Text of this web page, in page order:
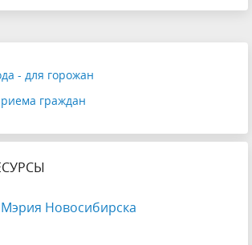
- для горожан
граждан
Мэрия Новосибирска